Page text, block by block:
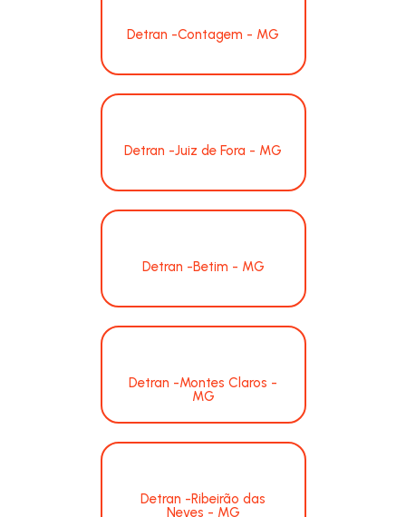
Detran -Contagem - MG
Detran -Juiz de Fora - MG
Detran -Betim - MG
Detran -Montes Claros -
MG
Detran -Ribeirão das
Neves - MG